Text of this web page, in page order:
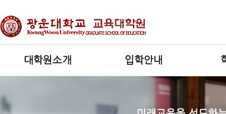
대학원소개 입학안내